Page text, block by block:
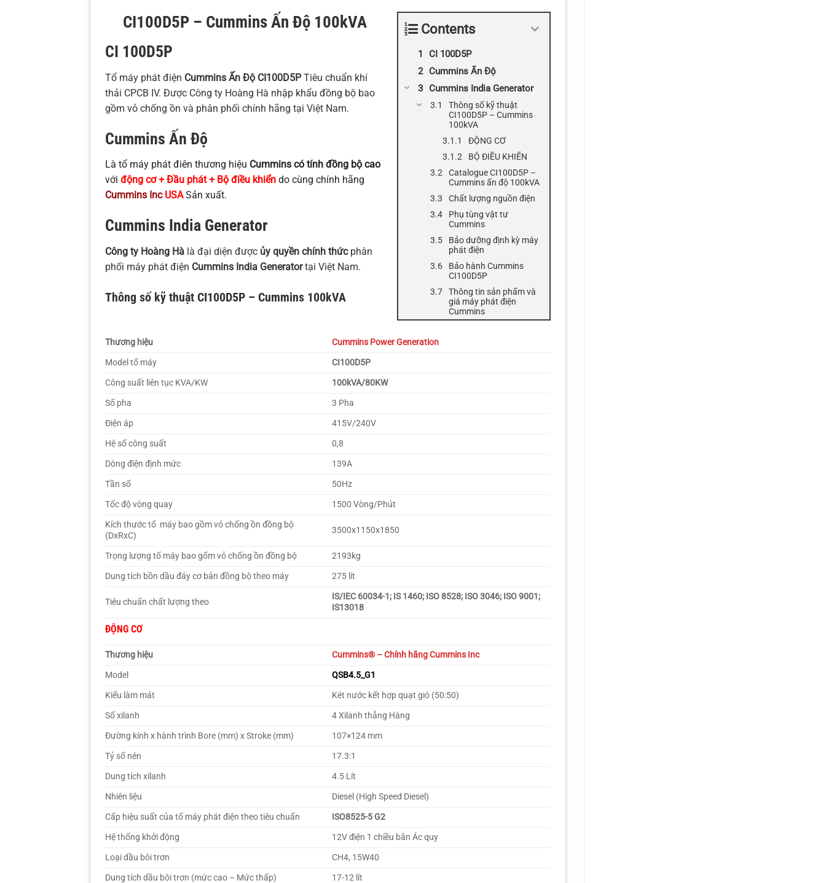
Contents
CI 100D5P
Cummins Ấn Độ
Cummins India Generator
Thông số kỹ thuật
CI100D5P – Cummins
100kVA
ĐỘNG CƠ
BỘ ĐIỀU KHIỂN
Catalogue CI100D5P –
Cummins ấn độ 100kVA
Chất lượng nguồn điện
Phụ tùng vật tư
Cummins
Bảo dưỡng định kỳ máy
phát điện
Bảo hành Cummins
CI100D5P
Thông tin sản phẩm và
giá máy phát điện
Cummins
CI100D5P – Cummins Ấn Độ 100kVA
CI 100D5P
Tổ máy phát điện Cummins Ấn Độ CI100D5PTiêu chuẩn khí
thải CPCB IV. Được Công ty Hoàng Hà nhập khẩu đồng bộ bao
gồm vỏ chống ồn và phân phối chính hãng tại Việt Nam.
Cummins Ấn Độ
Là tổ máy phát điên thương hiệu Cummins có tính đồng bộ cao
với động cơ + Đầu phát + Bộ điều khiển do cùng chính hãng
Cummins IncUSASản xuất.
Cummins India Generator
Công ty Hoàng Hà là đại diện được ủy quyền chính thứcphân
phối máy phát điện Cummins India Generatortại Việt Nam.
Thông số kỹ thuật CI100D5P – Cummins 100kVA
Thương hiệu
Cummins Power Generation
Model tổ máy
CI100D5P
Công suất liên tục KVA/KW
100kVA/80KW
Số pha
3 Pha
Điện áp
415V/240V
Hệ số công suất
0,8
Dòng điện định mức
139A
Tần số
50Hz
Tốc độ vòng quay
1500 Vòng/Phút
Kích thước tổ máy bao gồm vỏ chống ồn đồng bộ
(DxRxC)
3500x1150x1850
Trọng lượng tổ máy bao gổm vỏ chống ồn đồng bộ
2193kg
Dung tích bồn dầu đáy cơ bản đồng bộ theo máy
275 lít
Tiêu chuẩn chất lượng theo
IS/IEC 60034-1; IS 1460; ISO 8528; ISO 3046; ISO 9001;
IS13018
ĐỘNG CƠ
Thương hiệu Cummins® – Chính hãng Cummins Inc
Model
QSB4.5_G1
Kiểu làm mát
Két nước kết hợp quạt gió (50:50)
Số xilanh
4 Xilanh thẳng Hàng
Đường kính x hành trình Bore (mm) x Stroke (mm)
107×124 mm
Tỷ số nén
17.3:1
Dung tích xilanh
4.5 Lít
Nhiên liệu
Diesel (High Speed Diesel)
Cấp hiệu suất của tổ máy phát điện theo tiêu chuẩn
ISO8525-5 G2
Hệ thống khởi động
12V điện 1 chiều bằn Ác quy
Loại dầu bôi trơn
CH4, 15W40
Dung tích dầu bôi trơn (mức cao – Mức thấp)
17-12 lít